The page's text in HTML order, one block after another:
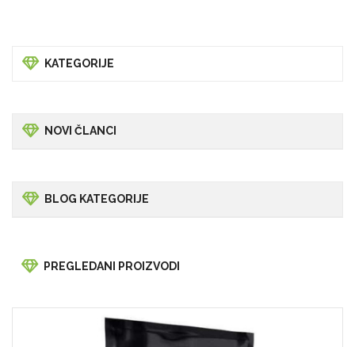
KATEGORIJE
NOVI ČLANCI
BLOG KATEGORIJE
PREGLEDANI PROIZVODI